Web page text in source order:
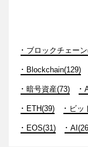
ブロックチェー
Blockchain(129)
暗号資産(73)
ETH(39) ビッ
EOS(31)